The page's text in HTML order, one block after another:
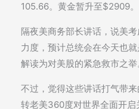
105.66。黄金暂升至$2909。
隔夜美商务部长讲话，说美
力度，预计总统会在今天也
解读为对美股的紧急救市之举
不过，觉得这些讲话打气带
转老美360度对世界全面开